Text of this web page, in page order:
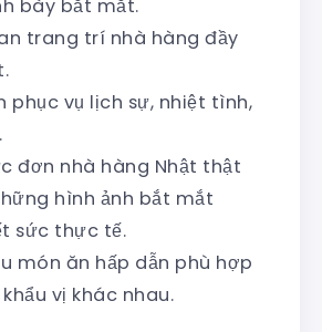
bày bắt mắt.
trang trí nhà hàng đầy
phục vụ lịch sự, nhiệt tình,
đơn nhà hàng Nhật thật
hình ảnh bắt mắt
sức thực tế.
món ăn hấp dẫn phù hợp
vị khác nhau.